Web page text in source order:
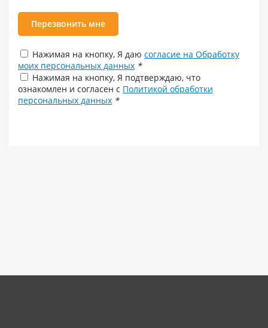
Перезвонить мне
Нажимая на кнопку, Я даю согласие на Обработку
моих персональных данных *
Нажимая на кнопку, Я подтверждаю, что
ознакомлен и согласен с Политикой обработки
персональных данных *